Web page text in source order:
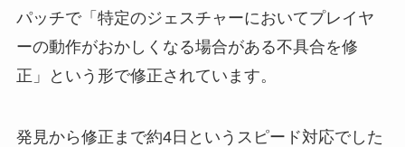
パッチで「特定のジェスチャーにおいてプレイヤ
ーの動作がおかしくなる場合がある不具合を修
正」という形で修正されています。
発見から修正まで約4日というスピード対応でした